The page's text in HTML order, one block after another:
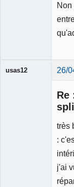
usas12 26/
Re
très
:
j'ai